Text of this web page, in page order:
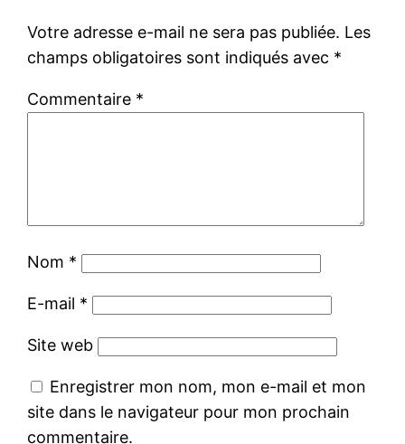
Votre adresse e-mail ne sera pas publiée. Les
champs obligatoires sont indiqués avec *
Commentaire *
Nom *
E-mail *
Site web
Enregistrer mon nom, mon e-mail et mon
site dans le navigateur pour mon prochain
commentaire.